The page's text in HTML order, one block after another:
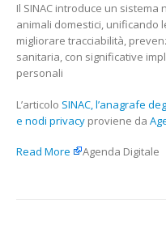
Il SINAC introduce un
animali domestici, unificando
migliorare tracciabilità,
sanitaria, con significative
personali
L’articolo SINAC, l’anagrafe
e nodi privacy proviene da
Read More Agenda Digitale